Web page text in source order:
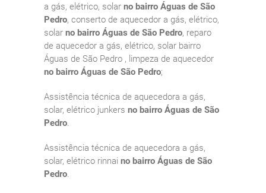
a gás, elétrico, solar no bairro Águas de São
Pedro, conserto de aquecedor a gás, elétrico,
solar no bairro Águas de São Pedro, reparo
de aquecedor a gás, elétrico, solar bairro
Águas de São Pedro , limpeza de aquecedor
no bairro Águas de São Pedro;
Assistência técnica de aquecedora a gás,
solar, elétrico junkers no bairro Águas de São
Pedro.
Assistência técnica de aquecedora a gás,
solar, elétrico rinnai no bairro Águas de São
Pedro.